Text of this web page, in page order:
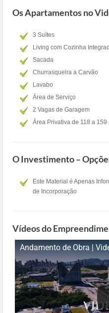
Os Apartamentos no
3 Suítes
Living com Cozinha
Sacada
Churrasqueira a Carvão
Lavabo
Área de Serviço
2 Vagas de Garagem
Área Privativa de 118 a 159
O Investimento –
Este Material é Apenas
de Incorporação
Vídeos do
Andamento de Obra |